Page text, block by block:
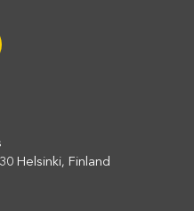
Helsinki, Finland